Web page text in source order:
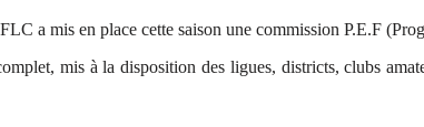
a mis en place cette saison une commission P.E.F
mis à la disposition des ligues, districts, clubs